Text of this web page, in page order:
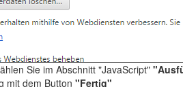
Sie im Abschnitt "JavaScript"
mit dem Button "Fertig"